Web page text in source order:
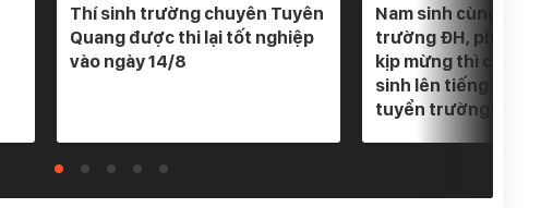
Thí sinh trường chuyên Tuyên
Quang được thi lại tốt nghiệp
vào ngày 14/8
Nam sinh cùng lúc
trường ĐH, phụ
kịp mừng thì cơ
sinh lên tiếng: "Em
tuyển trường nào"